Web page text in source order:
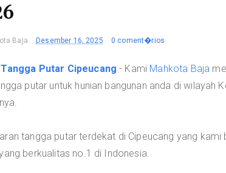
Baja Desember 16, 2025 0 coment�rios
Putar Cipeucang - Kami Mahkota Baja
putar untuk hunian bangunan anda di
tangga putar terdekat di Cipeucang yang kami
berkualitas no.1 di Indonesia.